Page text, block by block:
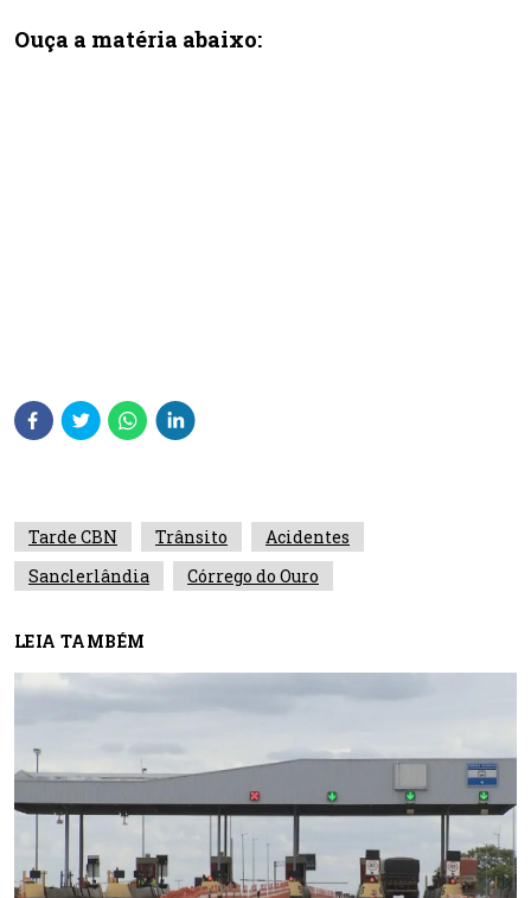
Ouça a matéria abaixo:
Tarde CBN Trânsito
Acidentes
Sanclerlândia
Córrego do Ouro
LEIA TAMBÉM